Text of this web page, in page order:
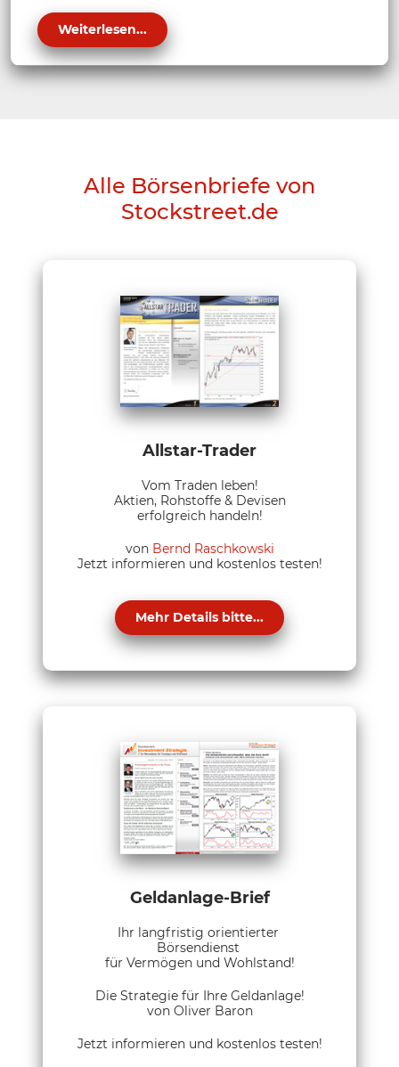
Weiterlesen...
Alle Börsenbriefe von
Stockstreet.de
Allstar-Trader
Vom Traden leben!
Aktien, Rohstoffe & Devisen
erfolgreich handeln!
von Bernd Raschkowski
Jetzt informieren und kostenlos testen!
Mehr Details bitte...
Geldanlage-Brief
Ihr langfristig orientierter
Börsendienst
für Vermögen und Wohlstand!
Die Strategie für Ihre Geldanlage!
von Oliver Baron
Jetzt informieren und kostenlos testen!